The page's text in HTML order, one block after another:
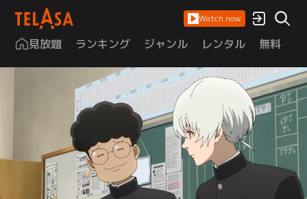
Watch now
見放題 ランキング ジャンル レンタル 無料